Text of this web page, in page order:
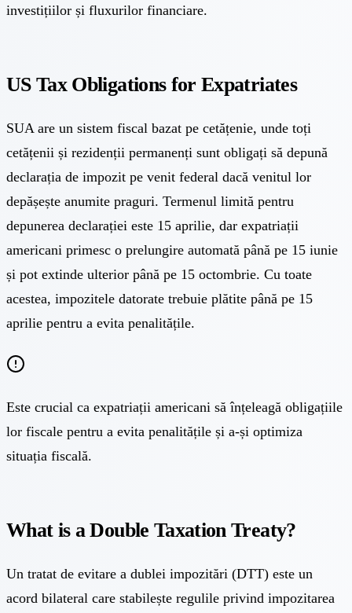
investițiilor și fluxurilor financiare.
US Tax Obligations for Expatriates
SUA are un sistem fiscal bazat pe cetățenie, unde toți
cetățenii și rezidenții permanenți sunt obligați să depună
declarația de impozit pe venit federal dacă venitul lor
depășește anumite praguri. Termenul limită pentru
depunerea declarației este 15 aprilie, dar expatriații
americani primesc o prelungire automată până pe 15 iunie
și pot extinde ulterior până pe 15 octombrie. Cu toate
acestea, impozitele datorate trebuie plătite până pe 15
aprilie pentru a evita penalitățile.
Este crucial ca expatriații americani să înțeleagă obligațiile
lor fiscale pentru a evita penalitățile și a-și optimiza
situația fiscală.
What is a Double Taxation Treaty?
Un tratat de evitare a dublei impozitări (DTT) este un
acord bilateral care stabilește regulile privind impozitarea